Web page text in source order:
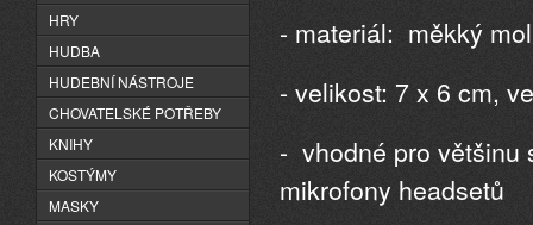
- materiál: měkký
- velikost: 7 x 6 cm,
- vhodné pro většinu
mikrofony headsetů
HRY
HUDBA
HUDEBNÍ NÁSTROJE
CHOVATELSKÉ POTŘEBY
KNIHY
KOSTÝMY
MASKY